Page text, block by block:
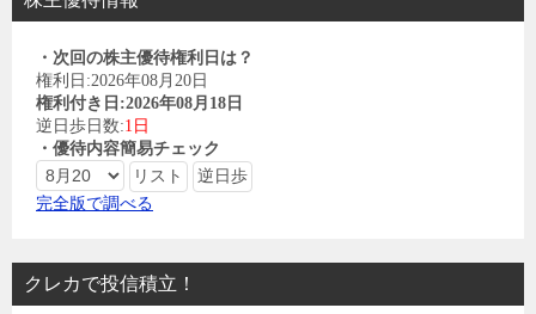
・次回の株主優待権利日は？
権利日:2026年08月20日
権利付き日:2026年08月18日
逆日歩日数:1日
・優待内容簡易チェック
完全版で調べる
クレカで投信積立！